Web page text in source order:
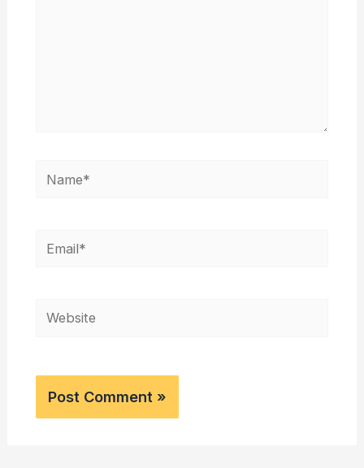
Name*
Email*
Website